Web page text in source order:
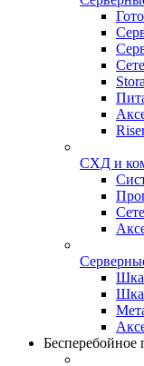
СХД и
Бесперебойное